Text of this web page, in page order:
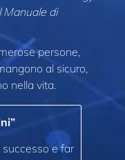
Manuale di
persone,
al sicuro,
nella vita.
e far